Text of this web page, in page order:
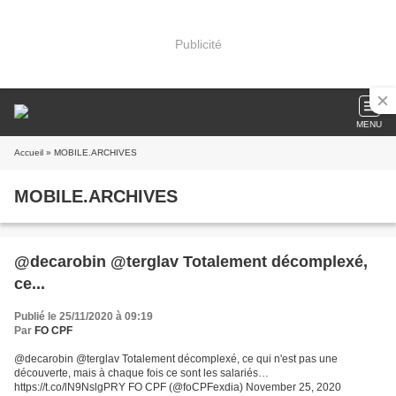
Publicité
MENU
Accueil » MOBILE.ARCHIVES
MOBILE.ARCHIVES
@decarobin @terglav Totalement décomplexé,
ce...
Publié le 25/11/2020 à 09:19
Par FO CPF
@decarobin @terglav Totalement décomplexé, ce qui n'est pas une
découverte, mais à chaque fois ce sont les salariés…
https://t.co/lN9NslgPRY FO CPF (@foCPFexdia) November 25, 2020